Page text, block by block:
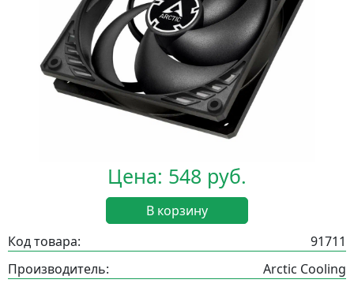
Цена: 548 руб.
В корзину
Код товара:
91711
Производитель:
Arctic Cooling